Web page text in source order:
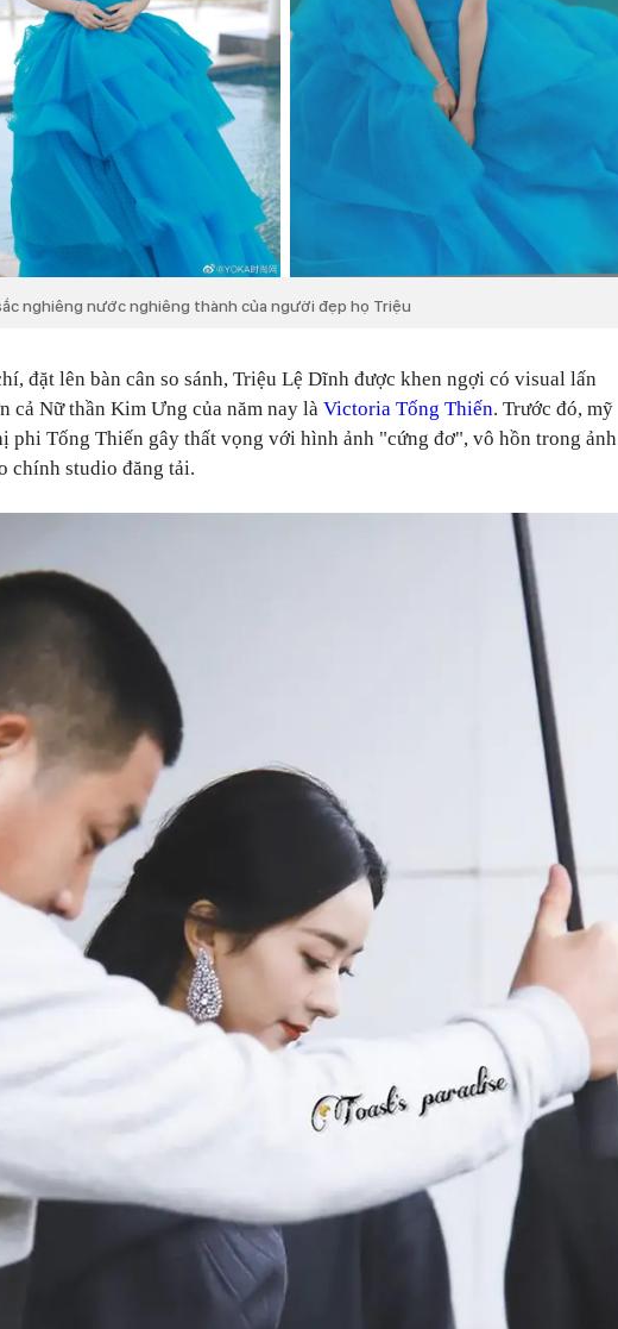
nghiêng nước nghiêng thành của người đẹp họ Triệu
đặt lên bàn cân so sánh, Triệu Lệ Dĩnh được khen ngợi có visual lấn
cả Nữ thần Kim Ưng của năm nay là Victoria Tống Thiến. Trước đó, mỹ
phi Tống Thiến gây thất vọng với hình ảnh "cứng đơ", vô hồn trong ảnh
chính studio đăng tải.